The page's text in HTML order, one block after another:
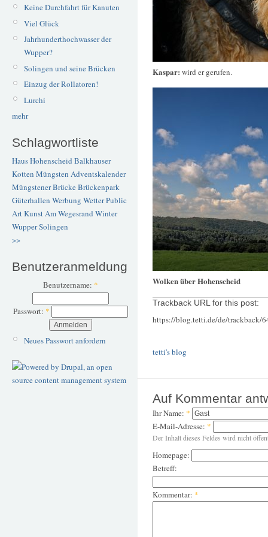
Keine Durchfahrt für Kanuten
Viel Glück
Jahrhunderthochwasser der
Wupper?
Solingen und seine Brücken
Einzug der Rollatoren!
Lurchi
mehr
Schlagwortliste
Haus Hohenscheid Balkhauser
Kotten Müngsten Adventskalender
Müngstener BrückeBrückenpark
Güterhallen Werbung WetterPublic
ArtKunstAm Wegesrand Winter
WupperSolingen
>>
Benutzeranmeldung
Benutzername: *
Passwort: *
Neues Passwort anfordern
Kaspar: wird er gerufen.
Wolken über Hohenscheid
Trackback URL for this post:
https://blog.tetti.de/de/trackback/
tetti's blog
Auf Kommentar
Ihr Name: *
E-Mail-Adresse: *
Der Inhalt dieses Feldes wird nicht
Homepage:
Betreff:
Kommentar: *